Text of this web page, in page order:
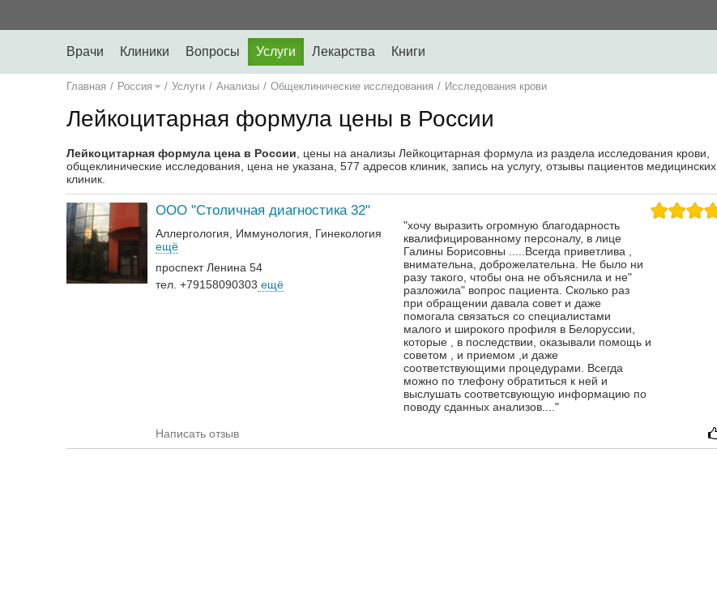
Врачи Клиники Вопросы Услуги Лекарства Книги
Главная / Россия / Услуги / Анализы / Общеклинические исследования / Исследования крови
Лейкоцитарная формула цены в России
Лейкоцитарная формула цена в России , цены на анализы Лейкоцитарная формула из раздела исследования крови,
общеклинические исследования, цена не указана, 577 адресов клиник, запись на услугу, отзывы пациентов медицинских
клиник.
ООО "Столичная диагностика 32"
Аллергология Иммунология
Гинекология
ещё
проспект Ленина 54
тел. +79158090303 ещё
"хочу выразить огромную благодарность
квалифицированному персоналу, в лице
Галины Борисовны .....Всегда приветлива ,
внимательна, доброжелательна. Не было ни
разу такого, чтобы она не объяснила и не"
разложила" вопрос пациента. Сколько раз
при обращении давала совет и даже
помогала связаться со специалистами
малого и широкого профиля в Белоруссии,
которые , в последствии, оказывали помощь и
советом , и приемом ,и даже
соответствующими процедурами. Всегда
можно по тлефону обратиться к ней и
выслушать соответсвующую информацию по
поводу сданных анализов...."
Написать отзыв